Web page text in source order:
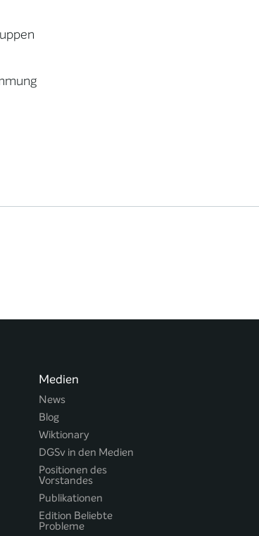
Medien
News
Blog
Wiktionary
DGSv in den Medien
Positionen des
Vorstandes
Publikationen
Edition Beliebte
Probleme